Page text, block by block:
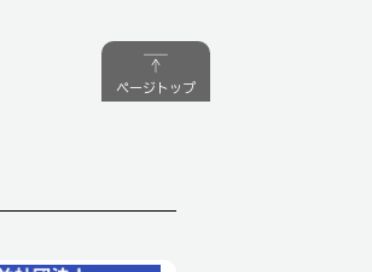
ページトップ